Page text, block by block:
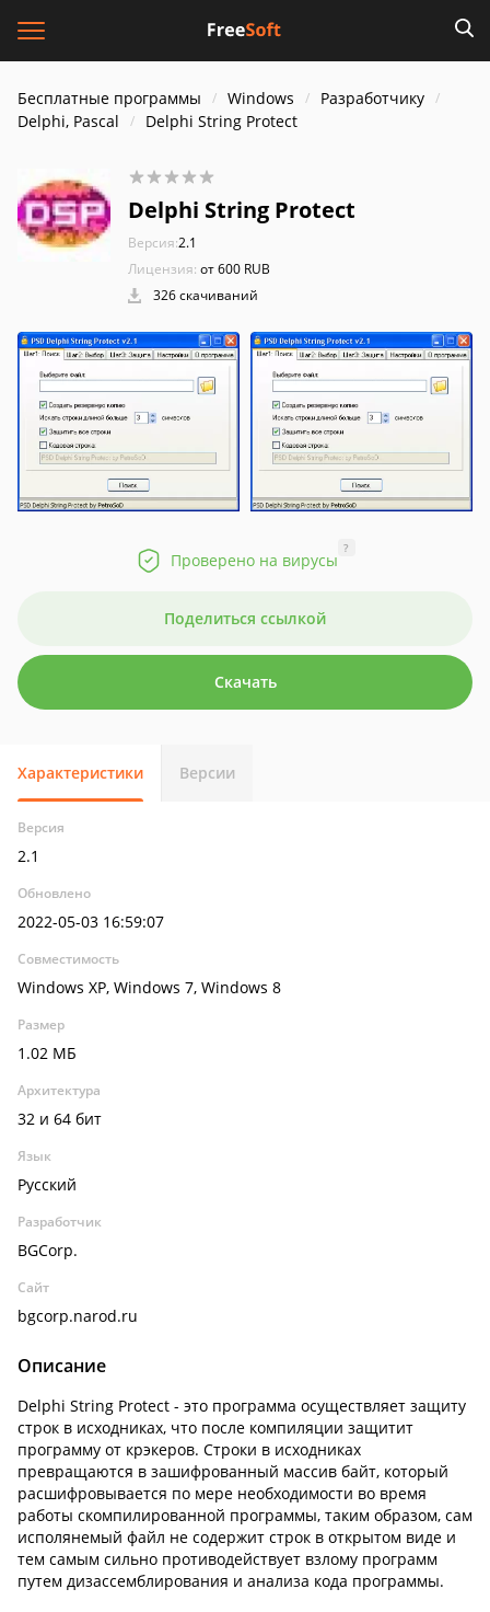
Бесплатные программы Windows
Разработчику
Delphi, Pascal
Delphi String Protect
Delphi String Protect
Версия:2.1
Лицензия: от 600 RUB
326 скачиваний
Проверено на вирусы
?
Поделиться ссылкой
Скачать
Характеристики Версии
Версия
2.1
Обновлено
2022-05-03 16:59:07
Совместимость
Windows XP, Windows 7, Windows 8
Размер
1.02 МБ
Архитектура
32 и 64 бит
Язык
Русский
Разработчик
BGCorp.
Сайт
bgcorp.narod.ru
Описание
Delphi String Protect - это программа осуществляет защиту
строк в исходниках, что после компиляции защитит
программу от крэкеров. Строки в исходниках
превращаются в зашифрованный массив байт, который
расшифровывается по мере необходимости во время
работы скомпилированной программы, таким образом, сам
исполянемый файл не содержит строк в открытом виде и
тем самым сильно противодействует взлому программ
путем дизассемблирования и анализа кода программы.